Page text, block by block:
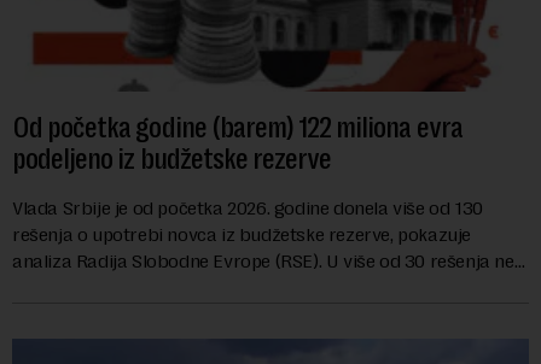
Od početka godine (barem) 122 miliona evra
podeljeno iz budžetske rezerve
Vlada Srbije je od početka 2026. godine donela više od 130
rešenja o upotrebi novca iz budžetske rezerve, pokazuje
analiza Radija Slobodne Evrope (RSE). U više od 30 rešenja ne